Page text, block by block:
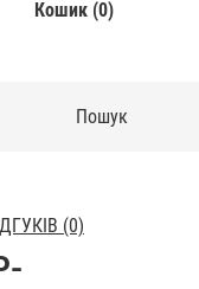
Кошик (0)
(0)